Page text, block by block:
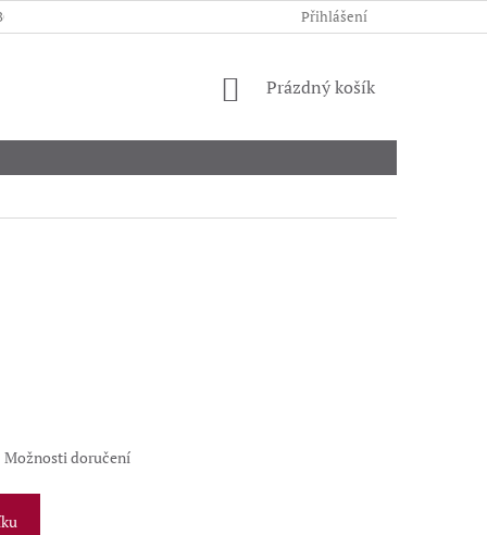
PODMÍNKY PODMÍNKY OCHRANY OSOBNÍCH ÚDAJŮ
Přihlášení
NÁKUPNÍ
Prázdný košík
Možnosti doručení